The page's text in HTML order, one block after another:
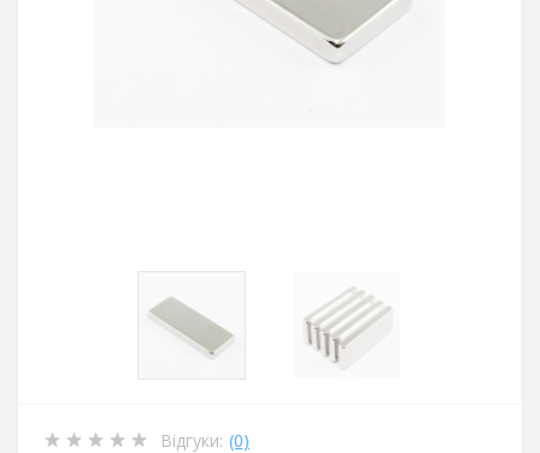
Відгуки: (0)